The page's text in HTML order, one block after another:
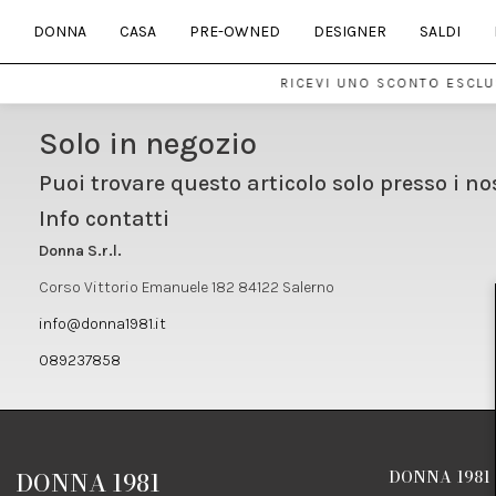
DONNA CASA PRE-OWNED DESIGNER SALDI
RICEVI UNO SCONTO
Solo in negozio
Puoi trovare questo articolo solo presso i
Info contatti
Donna S.r.l.
Corso Vittorio Emanuele 182 84122 Salerno
info@donna1981.it
089237858
DONNA 1981 DONNA 1981